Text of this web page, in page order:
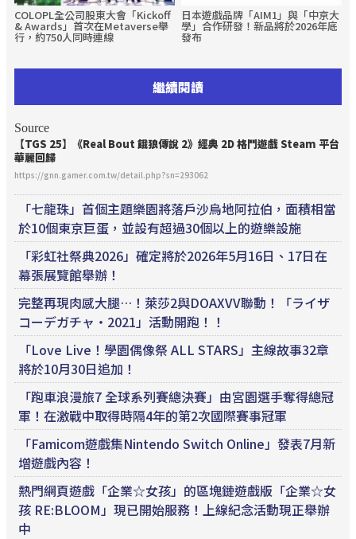
COLOPL全公司股東大會「Kickoff
& Awards」首次在Metaverse舉
行，約750人同時連線
日本遊戲品牌「AIM1」與「中京大
學」合作研發！新品將於2026年底
發布
繼續閱讀
Source
【TGS 25】《Real Bout 餓狼傳說 2》經典 2D 格鬥遊戲 Steam 平台
華麗回歸
https://gnn.gamer.com.tw/detail.php?sn=293062
「七龍珠」首個主題樂園將落戶沙烏地阿拉伯，面積相當
於10個東京巨蛋，並設有超過30個以上的遊樂設施
「彩虹社祭典2026」確定將於2026年5月16日、17日在
幕張展覽館舉辦！
完整再現肉感大腿…！萊莎2與DOAXVV聯動！「ライザ
コーデガチャ・2021」活動開跑！！
「Love Live！學園偶像祭 ALL STARS」主線故事32章
將於10月30日追加！
「跑車浪漫旅7 全球系列賽總決賽」由宮園選手奪得總冠
軍！在激戰中取得時隔4年的第2次國際賽事冠軍
「Famicom遊戲集Nintendo Switch Online」發表7月新
增遊戲內容！
熱門網頁遊戲「企業☆女孩」的區塊鏈遊戲版「企業☆女
孩 RE:BLOOM」現已開始服務！上線紀念活動現正舉辦
中